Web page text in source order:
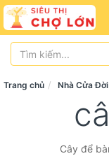
Trang chủ Nhà Cửa
Cây để